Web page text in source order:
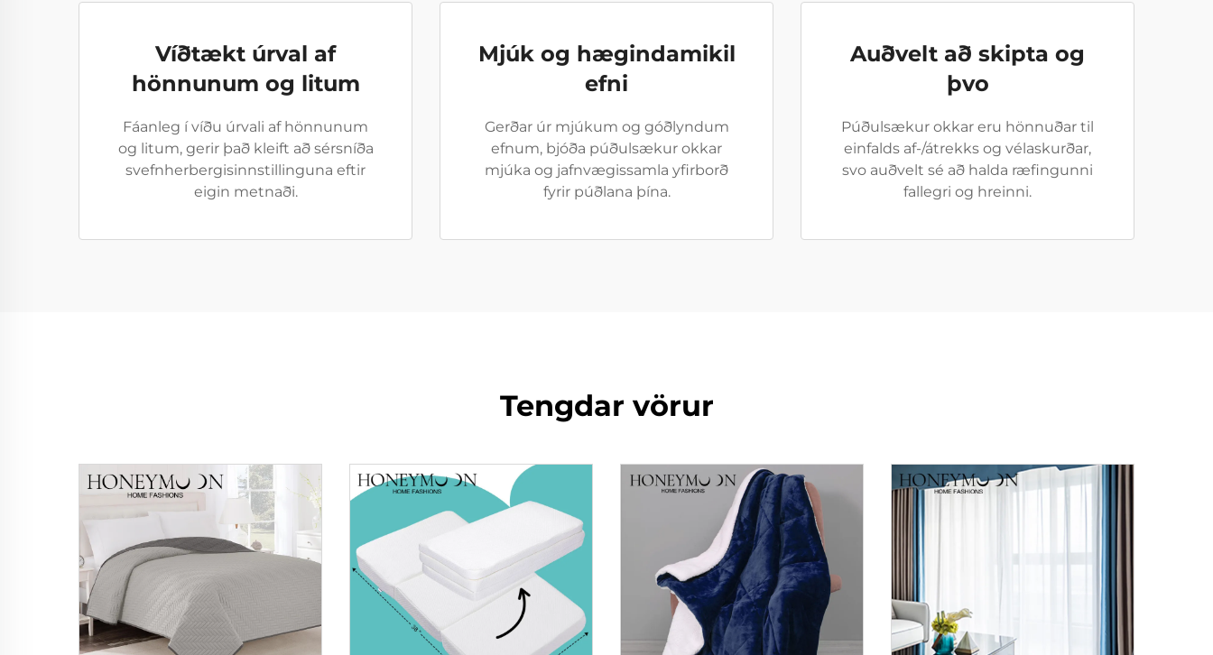
Víðtækt úrval af
hönnunum og litum
Fáanleg í víðu úrvali af hönnunum
og litum, gerir það kleift að sérsníða
svefnherbergisinnstillinguna eftir
eigin metnaði.
Mjúk og hægindamikil
efni
Gerðar úr mjúkum og góðlyndum
efnum, bjóða púðulsækur okkar
mjúka og jafnvægissamla yfirborð
fyrir púðlana þína.
Auðvelt að skipta og
þvo
Púðulsækur okkar eru hönnuðar til
einfalds af-/átrekks og vélaskurðar,
svo auðvelt sé að halda ræfingunni
fallegri og hreinni.
Tengdar vörur